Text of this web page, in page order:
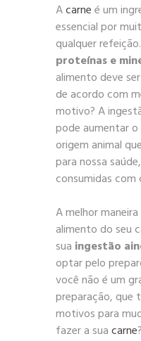
Acarneé um
essencial por
qualquer refeição.
proteínas e
alimento deve
de acordo com
motivo? A
pode aumentar
origem animal
para nossa
consumidas com
A melhor
alimento do seu
sua ingestão
optar pelo
você não é um
preparação, que
motivos para
fazer a suacarne?